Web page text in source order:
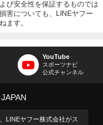
び安全性を保証するものでは
害についても、LINEヤフー
ます。
YouTube
スポーツナビ
公式チャンネル
LINEヤフー株式会社がス